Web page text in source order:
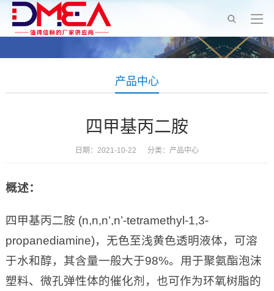
产品中心
四甲基丙二胺
日期：2021-10-22 分类： 产品中心
概述：
四甲基丙二胺 (n,n,n’,n’-tetramethyl-1,3-
propanediamine)，无色至浅黄色透明液体，可溶
于水和醇，其含量一般大于98%。用于聚氨酯泡沫
塑料、微孔弹性体的催化剂，也可作为环氧树脂的